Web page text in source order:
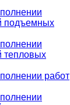
подъемных
тепловых
работ